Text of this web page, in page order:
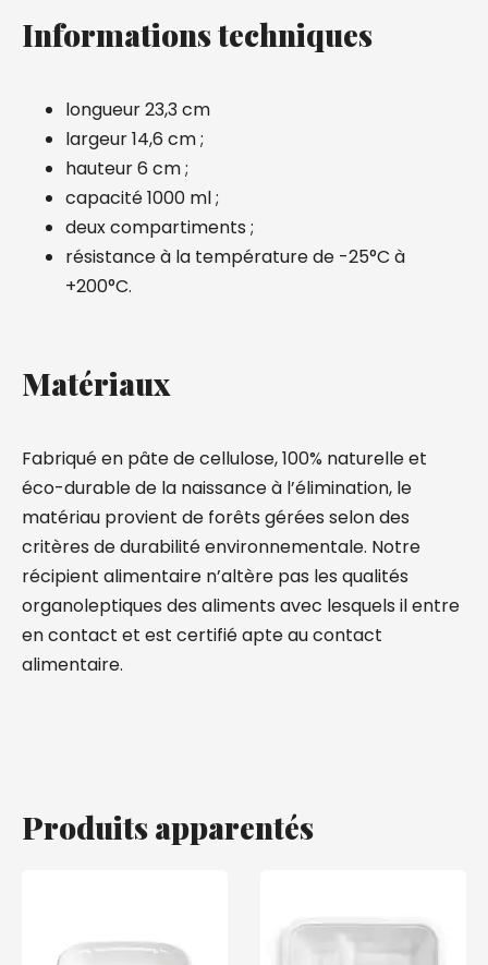
Informations techniques
longueur 23,3 cm
largeur 14,6 cm ;
hauteur 6 cm ;
capacité 1000 ml ;
deux compartiments ;
résistance à la température de -25°C à
+200°C.
Matériaux
Fabriqué en pâte de cellulose, 100% naturelle et
éco-durable de la naissance à l’élimination, le
matériau provient de forêts gérées selon des
critères de durabilité environnementale. Notre
récipient alimentaire n’altère pas les qualités
organoleptiques des aliments avec lesquels il entre
en contact et est certifié apte au contact
alimentaire.
Produits apparentés